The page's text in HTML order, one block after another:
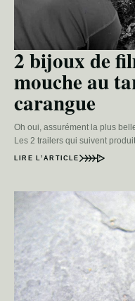
2 bijoux de
mouche au
carangue
Oh oui, assurément la plus
Les 2 trailers qui suivent
LIRE L’ARTICLE